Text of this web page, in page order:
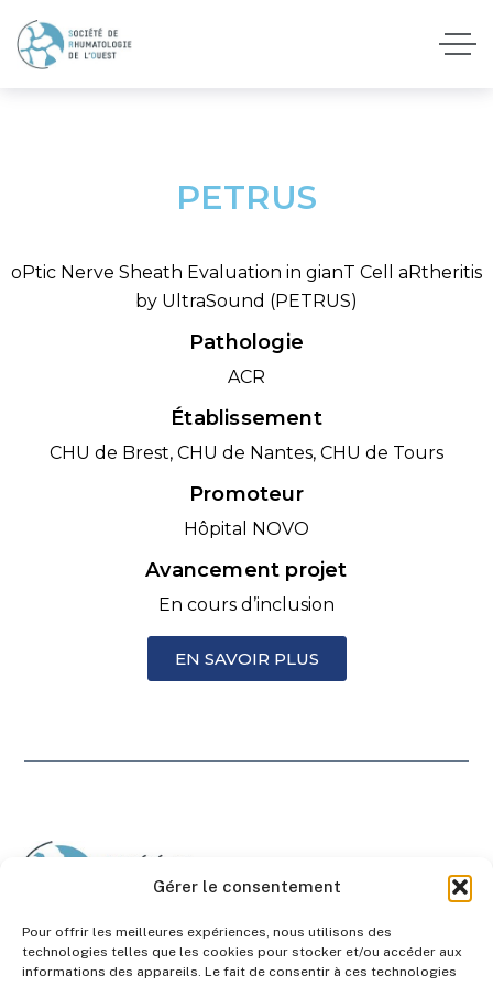
Gérer le consentement
Pour offrir les meilleures expériences, nous utilisons des
technologies telles que les cookies pour stocker et/ou accéder aux
informations des appareils. Le fait de consentir à ces technologies
PETRUS
oPtic Nerve Sheath Evaluation in gianT Cell aRtheritis
by UltraSound (PETRUS)
Pathologie
ACR
Établissement
CHU de Brest, CHU de Nantes, CHU de Tours
Promoteur
Hôpital NOVO
Avancement projet
En cours d’inclusion
EN SAVOIR PLUS